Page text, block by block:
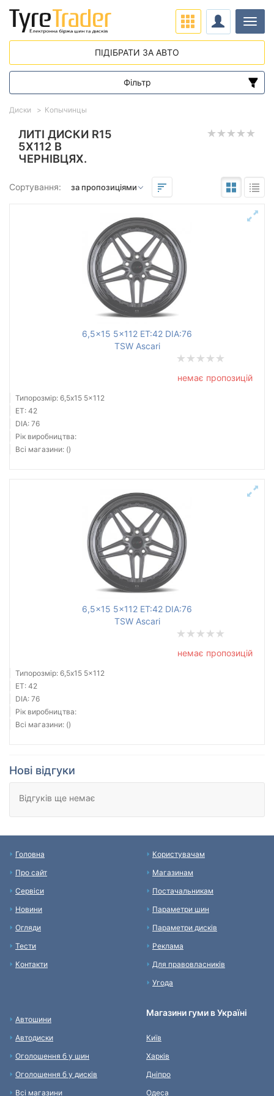
ЛИТІ ДИСКИ R15
5X112 В
ЧЕРНІВЦЯХ.
Сортування:
6,5x15 5x112 ET:42 DIA:76
TSW Ascari
немає пропозицій
Типорозмір: 6,5x15 5x112
ET: 42
DIA: 76
Рік виробництва:
Всі магазини: ()
6,5x15 5x112 ET:42 DIA:76
TSW Ascari
немає пропозицій
Типорозмір: 6,5x15 5x112
ET: 42
DIA: 76
Рік виробництва:
Всі магазини: ()
Нові відгуки
Відгуків ще немає
Диски Копычинцы
ПІДІБРАТИ ЗА АВТО
Фільтр
Діапазон цін
від
Підбір за параметрами
до
до
Тип диска
Головна
Про сайт
Сервіси
Новини
Огляди
Тести
Контакти
Користувачам
Магазинам
Постачальникам
Параметри шин
Параметри дисків
Реклама
Для правовласників
Угода
Автошини
Автодиски
Оголошення б у шин
Оголошення б у дисків
Всі магазини
Магазини гуми в Україні
Київ
Харків
Дніпро
Одеса